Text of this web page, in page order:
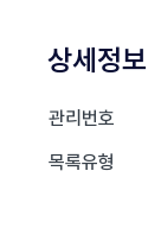
상세정보
관리번호
목록유형